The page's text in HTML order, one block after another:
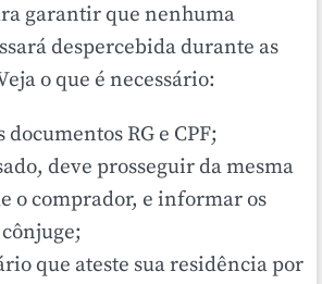
garantir que nenhuma
despercebida durante as
o que é necessário:
documentos RG e CPF;
deve prosseguir da mesma
o comprador, e informar os
que ateste sua residência por